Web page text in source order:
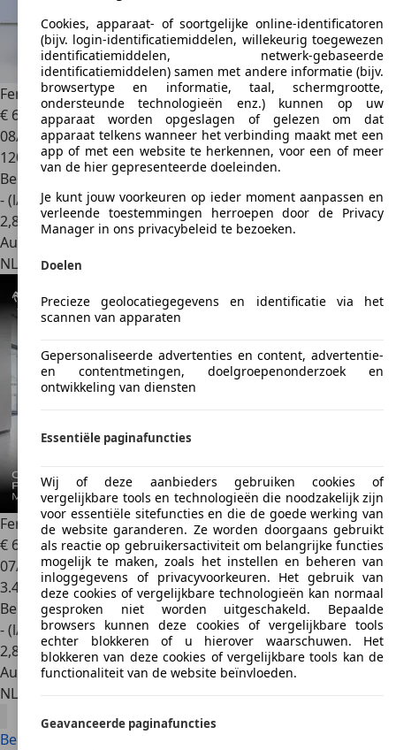
Ferrari 12 Cilindri6.5 V12, Full Carbon, Delivery Mileage
€ 650.0001
08/2025
120 km
Benzine
- (l/100 km)
2,8
Autobedrijf
NL 5334 LEVelddriel
Ferrari 12 Cilindri~Ferrari Munsterhuis~
€ 622.0001
07/2025
3.470 km
Benzine
- (l/100 km)
2,8
Autobedrijf
NL 7554 NG
Bekijk alle Ferrari 12Cilindri aanbiedingen
Cookies, apparaat- of soortgelijke online-identificatoren
(bijv. login-identificatiemiddelen, willekeurig toegewezen
identificatiemiddelen, netwerk-gebaseerde
identificatiemiddelen) samen met andere informatie (bijv.
browsertype en informatie, taal, schermgrootte,
ondersteunde technologieën enz.) kunnen op uw
apparaat worden opgeslagen of gelezen om dat
apparaat telkens wanneer het verbinding maakt met een
app of met een website te herkennen, voor een of meer
van de hier gepresenteerde doeleinden.
Je kunt jouw voorkeuren op ieder moment aanpassen en
verleende toestemmingen herroepen door de Privacy
Manager in ons privacybeleid te bezoeken.
Doelen
Precieze geolocatiegegevens en identificatie via het
scannen van apparaten
Gepersonaliseerde advertenties en content, advertentie-
en contentmetingen, doelgroepenonderzoek en
ontwikkeling van diensten
Essentiële paginafuncties
Wij of deze aanbieders gebruiken cookies of
vergelijkbare tools en technologieën die noodzakelijk zijn
voor essentiële sitefuncties en die de goede werking van
de website garanderen. Ze worden doorgaans gebruikt
als reactie op gebruikersactiviteit om belangrijke functies
mogelijk te maken, zoals het instellen en beheren van
inloggegevens of privacyvoorkeuren. Het gebruik van
deze cookies of vergelijkbare technologieën kan normaal
gesproken niet worden uitgeschakeld. Bepaalde
browsers kunnen deze cookies of vergelijkbare tools
echter blokkeren of u hierover waarschuwen. Het
blokkeren van deze cookies of vergelijkbare tools kan de
functionaliteit van de website beïnvloeden.
Geavanceerde paginafuncties